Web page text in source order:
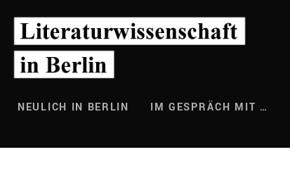
Inhalt
springen
NEULICH IN BERLIN IM GESPRÄCH MIT …